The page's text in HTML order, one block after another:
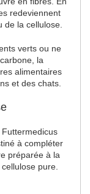
redeviennent
de la cellulose.
verts ou ne
la
alimentaires
et des chats.
à compléter
préparée à la
pure.